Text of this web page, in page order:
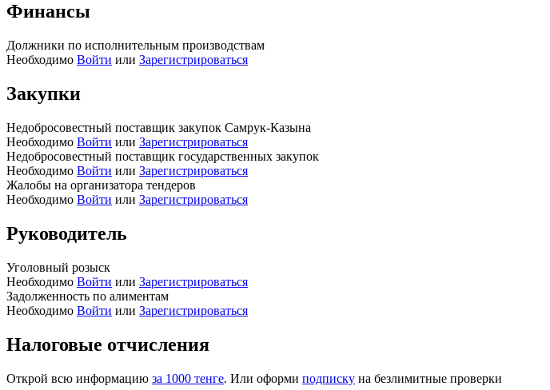
Финансы
Должники по исполнительным производствам
Необходимо Войти или Зарегистрироваться
Закупки
Недобросовестный поставщик закупок Самрук-Казына
Необходимо Войти или Зарегистрироваться
Недобросовестный поставщик государственных закупок
Необходимо Войти или Зарегистрироваться
Жалобы на организатора тендеров
Необходимо Войти или Зарегистрироваться
Руководитель
Уголовный розыск
Необходимо Войти или Зарегистрироваться
Задолженность по алиментам
Необходимо Войти или Зарегистрироваться
Налоговые отчисления
Открой всю информацию за 1000 тенге. Или оформи подписку на безлимитные проверки